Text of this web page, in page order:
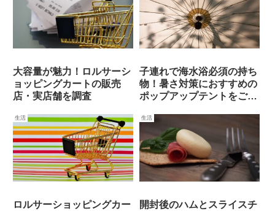
大容量が魅力！ロルサーシ
ョッピングカートの販売
店・実店舗を調査
子連れで海水浴必須の持ち
物！暑さ対策におすすめの
ポップアップテントをご紹
生活
ロルサーショッピングカー
生活
開封後のハムとスライスチ